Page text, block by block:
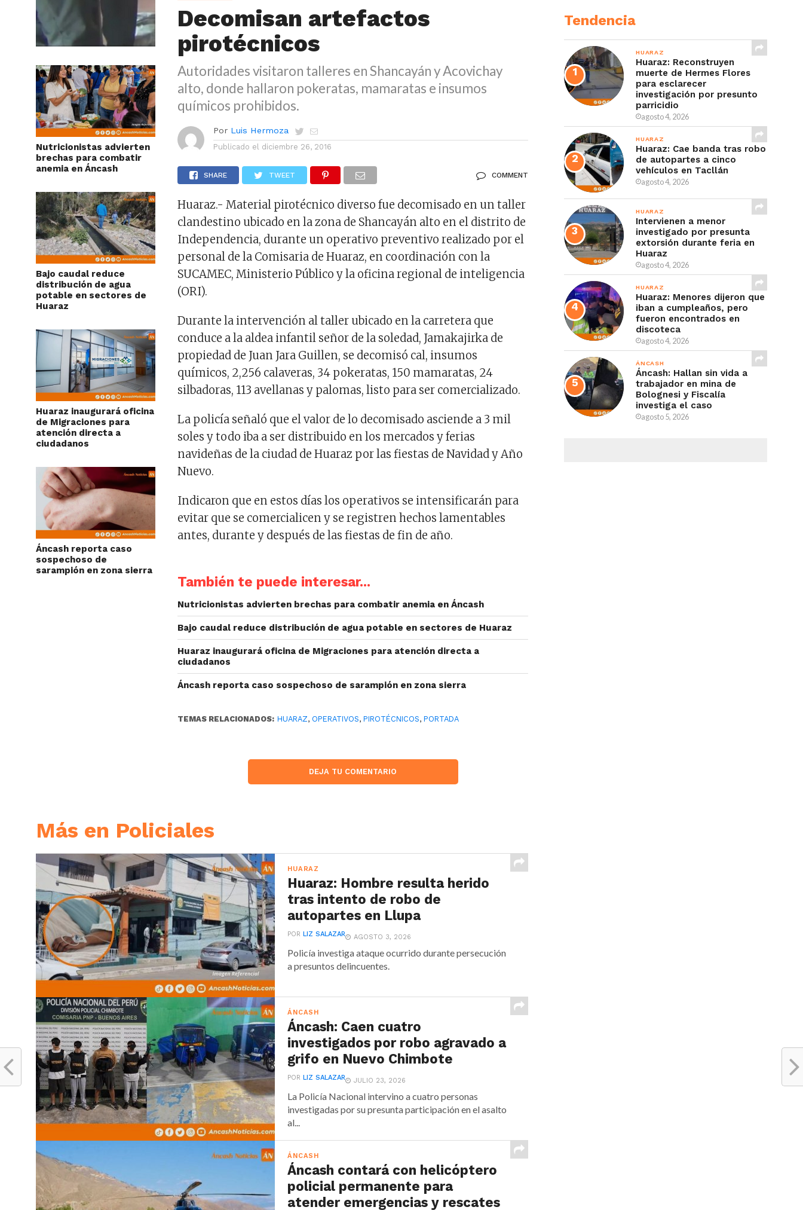
Nutricionistas advierten
brechas para combatir
anemia en Áncash
Bajo caudal reduce
distribución de agua
potable en sectores de
Huaraz
Huaraz inaugurará oficina
de Migraciones para
atención directa a
ciudadanos
Áncash reporta caso
sospechoso de
sarampión en zona sierra
Decomisan artefactos
pirotécnicos
Autoridades visitaron talleres en Shancayán y Acovichay
alto, donde hallaron pokeratas, mamaratas e insumos
químicos prohibidos.
Por Luis Hermoza
Publicado el diciembre 26, 2016
SHARE TWEET COMMENT
Huaraz.- Material pirotécnico diverso fue decomisado en un taller
clandestino ubicado en la zona de Shancayán alto en el distrito de
Independencia, durante un operativo preventivo realizado por el
personal de la Comisaria de Huaraz, en coordinación con la
SUCAMEC, Ministerio Público y la oficina regional de inteligencia
(ORI).
Durante la intervención al taller ubicado en la carretera que
conduce a la aldea infantil señor de la soledad, Jamakajirka de
propiedad de Juan Jara Guillen, se decomisó cal, insumos
químicos, 2,256 calaveras, 34 pokeratas, 150 mamaratas, 24
silbadoras, 113 avellanas y palomas, listo para ser comercializado.
La policía señaló que el valor de lo decomisado asciende a 3 mil
soles y todo iba a ser distribuido en los mercados y ferias
navideñas de la ciudad de Huaraz por las fiestas de Navidad y Año
Nuevo.
Indicaron que en estos días los operativos se intensificarán para
evitar que se comercialicen y se registren hechos lamentables
antes, durante y después de las fiestas de fin de año.
También te puede interesar...
Nutricionistas advierten brechas para combatir anemia en Áncash
Bajo caudal reduce distribución de agua potable en sectores de Huaraz
Huaraz inaugurará oficina de Migraciones para atención directa a
ciudadanos
Áncash reporta caso sospechoso de sarampión en zona sierra
TEMAS RELACIONADOS: HUARAZ, OPERATIVOS,PIROTÉCNICOS,PORTADA
DEJA TU COMENTARIO
Más en Policiales
HUARAZ
Huaraz: Hombre resulta herido
tras intento de robo de
autopartes en Llupa
PORLIZ SALAZAR AGOSTO 3, 2026
Policía investiga ataque ocurrido durante persecución
a presuntos delincuentes.
ÁNCASH
Áncash: Caen cuatro
investigados por robo agravado a
grifo en Nuevo Chimbote
PORLIZ SALAZAR JULIO 23, 2026
La Policía Nacional intervino a cuatro personas
investigadas por su presunta participación en el asalto
al...
ÁNCASH
Áncash contará con helicóptero
policial permanente para
atender emergencias y rescates
Tendencia
HUARAZ
Huaraz: Reconstruyen
muerte de Hermes Flores
para esclarecer
investigación por presunto
parricidio
agosto 4, 2026
HUARAZ
Huaraz: Cae banda tras robo
de autopartes a cinco
vehículos en Tacllán
agosto 4, 2026
HUARAZ
Intervienen a menor
investigado por presunta
extorsión durante feria en
Huaraz
agosto 4, 2026
HUARAZ
Huaraz: Menores dijeron que
iban a cumpleaños, pero
fueron encontrados en
discoteca
agosto 4, 2026
ÁNCASH
Áncash: Hallan sin vida a
trabajador en mina de
Bolognesi y Fiscalía
investiga el caso
agosto 5, 2026